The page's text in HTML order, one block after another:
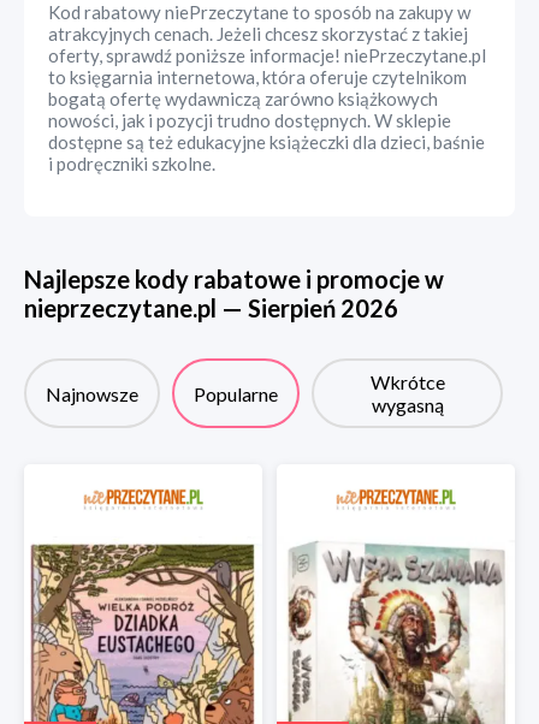
Kod rabatowy niePrzeczytane to sposób na zakupy w
atrakcyjnych cenach. Jeżeli chcesz skorzystać z takiej
oferty, sprawdź poniższe informacje! niePrzeczytane.pl
to księgarnia internetowa, która oferuje czytelnikom
bogatą ofertę wydawniczą zarówno książkowych
nowości, jak i pozycji trudno dostępnych. W sklepie
dostępne są też edukacyjne książeczki dla dzieci, baśnie
i podręczniki szkolne.
Najlepsze kody rabatowe i promocje w
nieprzeczytane.pl — Sierpień 2026
Najnowsze Popularne
Wkrótce
wygasną